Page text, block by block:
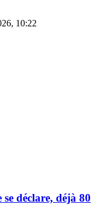
10:22
déclare, déjà 80